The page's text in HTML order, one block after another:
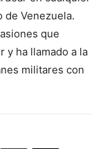
Venezuela.
que
y ha llamado a la
militares con